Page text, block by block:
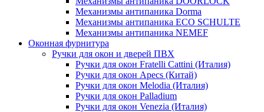
Механизмы антипаника Dorma
Механизмы антипаника ECO SCHULTE
Механизмы антипаника NEMEF
Оконная фурнитура
Ручки для окон и дверей ПВХ
Ручки для окон Fratelli Cattini (Италия)
Ручки для окон Apecs (Китай)
Ручки для окон Melodia (Италия)
Ручки для окон Palladium
Ручки для окон Venezia (Италия)